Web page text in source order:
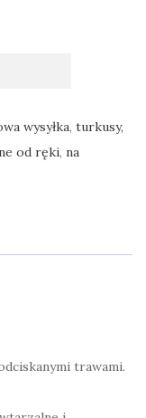
wysyłka, turkusy,
od ręki, na
trawami.